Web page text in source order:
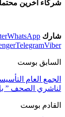
شركاء آخرين
شارك WhatsApp
TelegramViber
السابق بوست
الجمع العام
لناشري الصحف ”
القادم بوست